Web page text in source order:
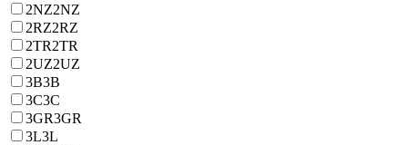
2NZ2NZ
2RZ2RZ
2TR2TR
2UZ2UZ
3B3B
3C3C
3GR3GR
3L3L